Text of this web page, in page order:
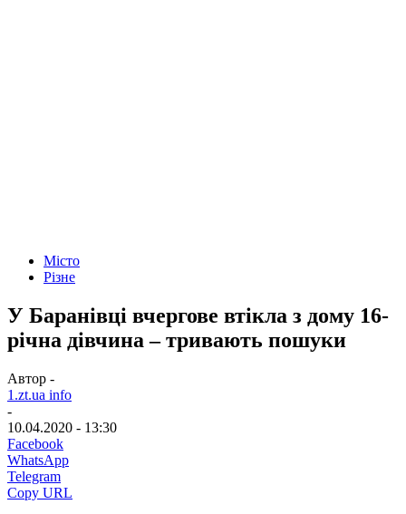
Місто
Різне
У Баранівці вчергове втікла з дому 16-
річна дівчина – тривають пошуки
Автор -
1.zt.ua info
-
10.04.2020 - 13:30
Facebook
WhatsApp
Telegram
Copy URL